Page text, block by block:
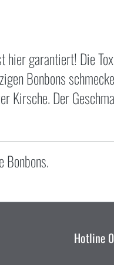
garantiert! Die
Bonbons
Kirsche. Der
Bonbons.
Hotline